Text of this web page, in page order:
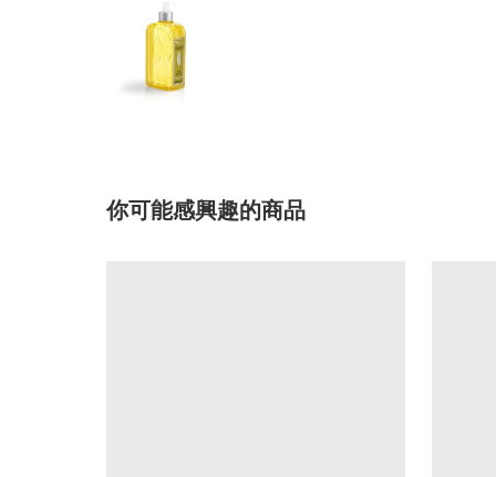
你可能感興趣的商品